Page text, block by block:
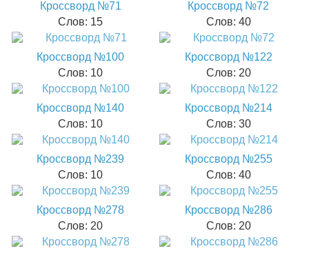
Кроссворд №71
Слов: 15
Кроссворд №72
Слов: 40
Кроссворд №100
Слов: 10
Кроссворд №122
Слов: 20
Кроссворд №140
Слов: 10
Кроссворд №214
Слов: 30
Кроссворд №239
Слов: 10
Кроссворд №255
Слов: 40
Кроссворд №278
Слов: 20
Кроссворд №286
Слов: 20